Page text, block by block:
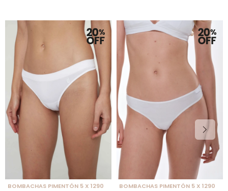
BOMBACHAS PIMENTÓN 5 X 1290
BOMBACHAS PIMENTÓN 5 X 1290